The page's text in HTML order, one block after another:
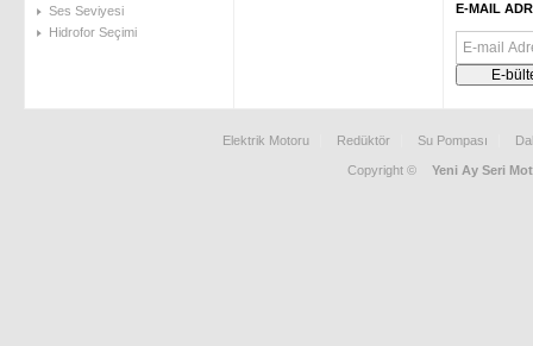
Ses Seviyesi
Hidrofor Seçimi
E-MAIL
Elektrik Motoru Redüktör Su Pompası
Copyright © Yeni Ay Seri